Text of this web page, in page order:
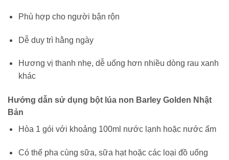
Phù hợp cho người bận rộn
Dễ duy trì hằng ngày
Hương vị thanh nhẹ, dễ uống hơn nhiều dòng rau xanh
khác
Hướng dẫn sử dụng bột lúa non Barley Golden Nhật
Bản
Hòa 1 gói với khoảng 100ml nước lạnh hoặc nước ấm
Có thể pha cùng sữa, sữa hạt hoặc các loại đồ uống